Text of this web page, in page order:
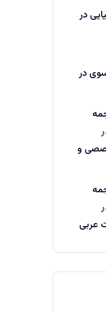
در
در
و
عربی